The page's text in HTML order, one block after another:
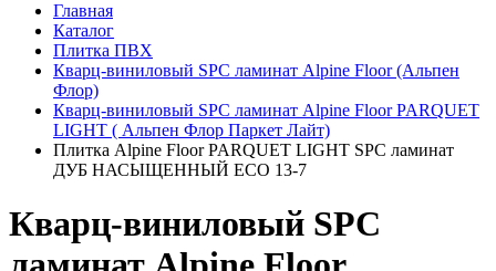
Главная
Каталог
Плитка ПВХ
Кварц-виниловый SPC ламинат Alpine Floor (Альпен
Флор)
Кварц-виниловый SPC ламинат Alpine Floor PARQUET
LIGHT ( Альпен Флор Паркет Лайт)
Плитка Alpine Floor PARQUET LIGHT SPC ламинат
ДУБ НАСЫЩЕННЫЙ ЕСО 13-7
Кварц-виниловый SPC